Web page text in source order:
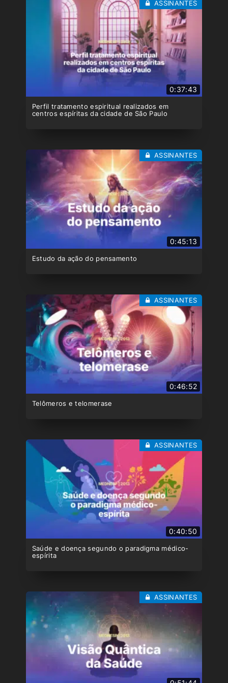
0:37:43
Perfil tratamento espiritual realizados em
centros espíritas da cidade de São Paulo
ASSINANTES
0:45:13
Estudo da ação do pensamento
ASSINANTES
0:46:52
Telômeros e telomerase
ASSINANTES
0:40:50
Saúde e doença segundo o paradigma médico-
espírita
ASSINANTES
ASSINANTES